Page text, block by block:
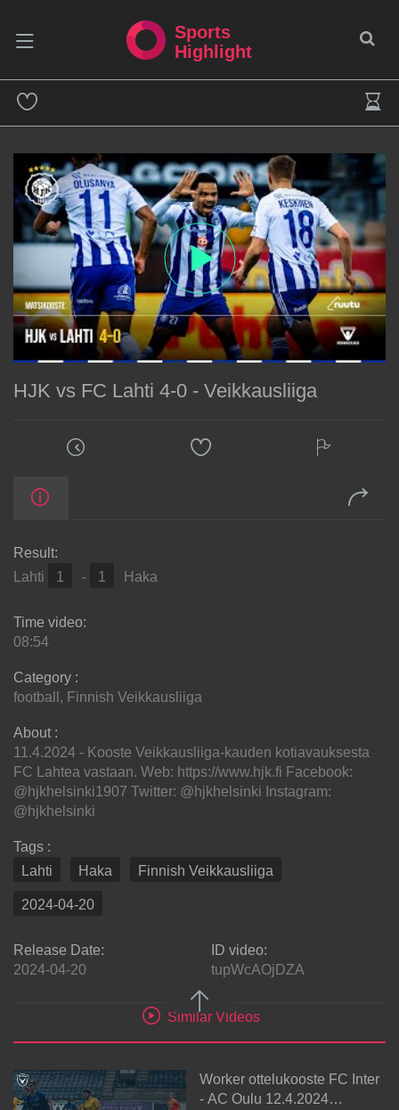
Sports
Highlight
HJK vs FC Lahti 4-0 - Veikkausliiga
Result:
Lahti
1 - 1 Haka
Time video:
08:54
Category :
football , Finnish Veikkausliiga
About :
11.4.2024 - Kooste Veikkausliiga-kauden kotiavauksesta
FC Lahtea vastaan. Web: https://www.hjk.fi Facebook:
@hjkhelsinki1907 Twitter: @hjkhelsinki Instagram:
@hjkhelsinki
Tags :
Lahti
Haka Finnish Veikkausliiga
2024-04-20
Release Date:
2024-04-20
ID video:
tupWcAOjDZA
Similar Videos
Worker ottelukooste FC Inter
- AC Oulu 12.4.2024